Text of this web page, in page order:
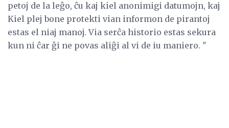
petoj de la leĝo, ĉu kaj kiel anonimigi datumojn, kaj
Kiel plej bone protekti vian informon de pirantoj
estas el niaj manoj. Via serĉa historio estas sekura
kun ni ĉar ĝi ne povas aliĝi al vi de iu maniero. "